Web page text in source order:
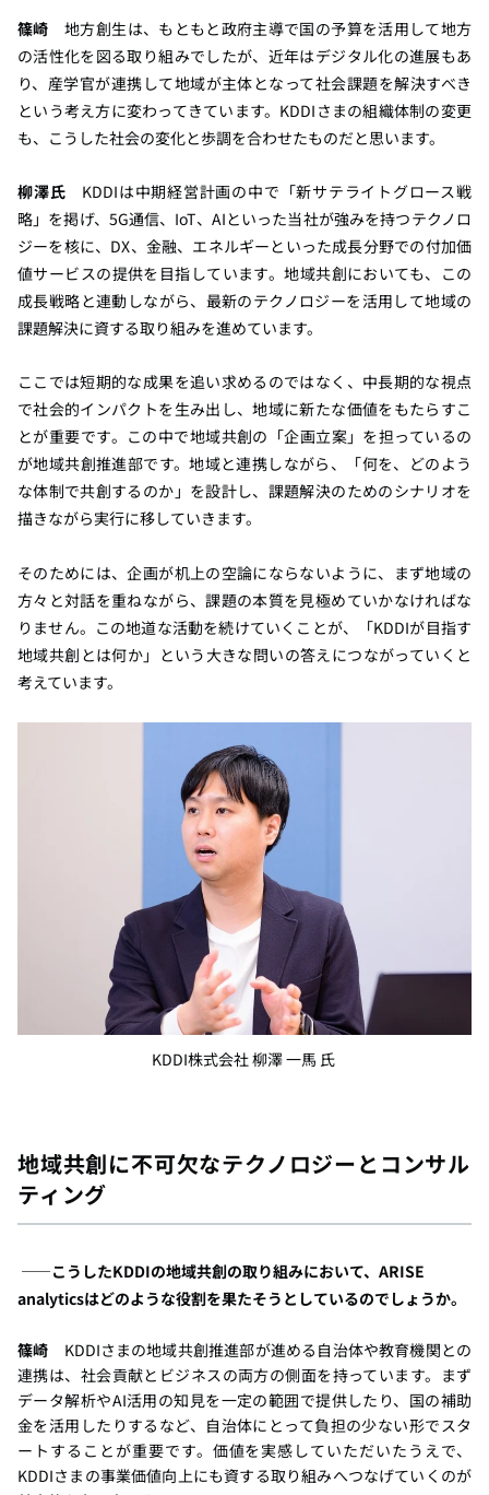
篠崎 地方創生は、もともと政府主導で国の予算を活用して地方
の活性化を図る取り組みでしたが、近年はデジタル化の進展もあ
り、産学官が連携して地域が主体となって社会課題を解決すべき
という考え方に変わってきています。KDDIさまの組織体制の変更
も、こうした社会の変化と歩調を合わせたものだと思います。
柳澤氏 KDDIは中期経営計画の中で「新サテライトグロース戦
略」を掲げ、5G通信、IoT、AIといった当社が強みを持つテクノロ
ジーを核に、DX、金融、エネルギーといった成長分野での付加価
値サービスの提供を目指しています。地域共創においても、この
成長戦略と連動しながら、最新のテクノロジーを活用して地域の
課題解決に資する取り組みを進めています。
ここでは短期的な成果を追い求めるのではなく、中長期的な視点
で社会的インパクトを生み出し、地域に新たな価値をもたらすこ
とが重要です。この中で地域共創の「企画立案」を担っているの
が地域共創推進部です。地域と連携しながら、「何を、どのよう
な体制で共創するのか」を設計し、課題解決のためのシナリオを
描きながら実行に移していきます。
そのためには、企画が机上の空論にならないように、まず地域の
方々と対話を重ねながら、課題の本質を見極めていかなければな
りません。この地道な活動を続けていくことが、「KDDIが目指す
地域共創とは何か」という大きな問いの答えにつながっていくと
考えています。
KDDI株式会社 柳澤 一馬 氏
地域共創に不可欠なテクノロジーとコンサル
ティング
――こうしたKDDIの地域共創の取り組みにおいて、ARISE
analyticsはどのような役割を果たそうとしているのでしょうか。
篠崎 KDDIさまの地域共創推進部が進める自治体や教育機関との
連携は、社会貢献とビジネスの両方の側面を持っています。まず
データ解析やAI活用の知見を一定の範囲で提供したり、国の補助
金を活用 したりするなど、自治体にとって負担の少ない形でスタ
ートすることが重要です。価値を実感していただいたうえで、
KDDIさまの事業価値向上にも資する取り組みへつなげていくのが